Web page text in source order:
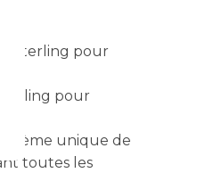
sterling pour
pour
unique de
toutes les